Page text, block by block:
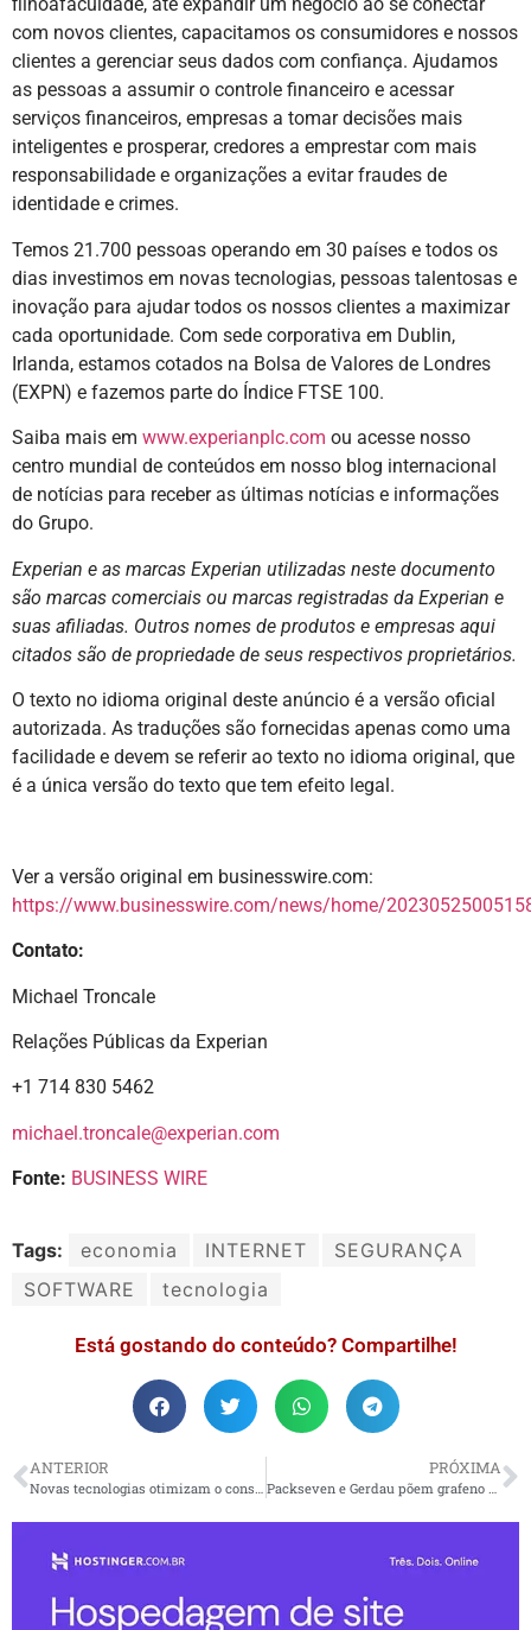
filhoàfaculdade, até expandir um negócio ao se conectar
com novos clientes, capacitamos os consumidores e nossos
clientes a gerenciar seus dados com confiança. Ajudamos
as pessoas a assumir o controle financeiro e acessar
serviços financeiros, empresas a tomar decisões mais
inteligentes e prosperar, credores a emprestar com mais
responsabilidade e organizações a evitar fraudes de
identidade e crimes.
Temos 21.700 pessoas operando em 30 países e todos os
dias investimos em novas tecnologias, pessoas talentosas e
inovação para ajudar todos os nossos clientes a maximizar
cada oportunidade. Com sede corporativa em Dublin,
Irlanda, estamos cotados na Bolsa de Valores de Londres
(EXPN) e fazemos parte do Índice FTSE 100.
Saiba mais em www.experianplc.com ou acesse nosso
centro mundial de conteúdos em nosso blog internacional
de notícias para receber as últimas notícias e informações
do Grupo.
Experian e as marcas Experian utilizadas neste documento
são marcas comerciais ou marcas registradas da Experian e
suas afiliadas. Outros nomes de produtos e empresas aqui
citados são de propriedade de seus respectivos proprietários.
O texto no idioma original deste anúncio é a versão oficial
autorizada. As traduções são fornecidas apenas como uma
facilidade e devem se referir ao texto no idioma original, que
é a única versão do texto que tem efeito legal.
Ver a versão original em businesswire.com:
https://www.businesswire.com/news/home/
Contato:
Michael Troncale
Relações Públicas da Experian
+1 714 830 5462
michael.troncale@experian.com
Fonte: BUSINESS WIRE
Tags: economia INTERNET
SEGURANÇA
SOFTWARE
tecnologia
Está gostando do conteúdo? Compartilhe!
ANTERIOR
Novas tecnologias otimizam o consumo de água em espaços residenciais
PRÓXIMA
Packseven e Gerdau põem grafeno em filme plástico inédito